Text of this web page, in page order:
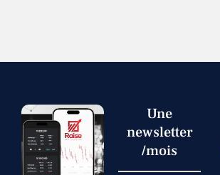
Une
newsletter
/mois